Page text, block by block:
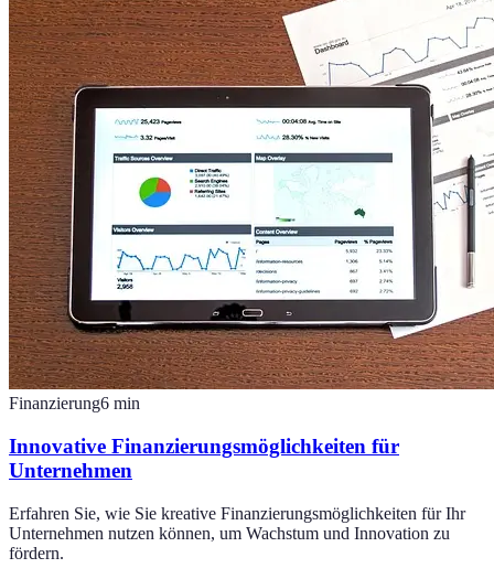
Finanzierung6 min
Innovative Finanzierungsmöglichkeiten für
Unternehmen
Erfahren Sie, wie Sie kreative Finanzierungsmöglichkeiten für Ihr
Unternehmen nutzen können, um Wachstum und Innovation zu
fördern.